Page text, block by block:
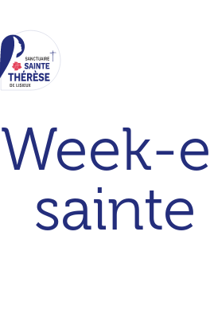
de
Lisieux
Basilique
Week-
sainte